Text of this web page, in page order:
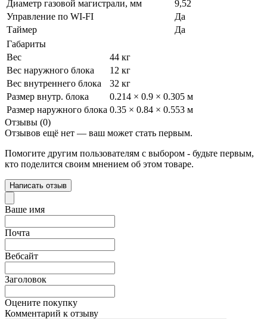
Диаметр газовой магистрали, мм
9,52
Управление по WI-FI
Да
Таймер
Да
Габариты
Вес
44 кг
Вес наружного блока
12 кг
Вес внутреннего блока
32 кг
Размер внутр. блока
0.214 × 0.9 × 0.305 м
Размер наружного блока 0.35 × 0.84 × 0.553 м
Отзывы (0)
Отзывов ещё нет — ваш может стать первым.
Помогите другим пользователям с выбором - будьте первым,
кто поделится своим мнением об этом товаре.
Написать отзыв
Ваше имя
Почта
Вебсайт
Заголовок
Оцените покупку
Комментарий к отзыву